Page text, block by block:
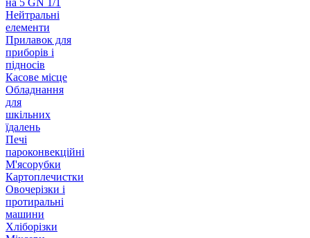
на 5 GN 1/1
Нейтральні
елементи
Прилавок для
приборів і
підносів
Касове місце
Обладнання
для
шкільних
їдалень
Печі
пароконвекційні
М'ясорубки
Картоплечистки
Овочерізки і
протиральні
машини
Хліборізки